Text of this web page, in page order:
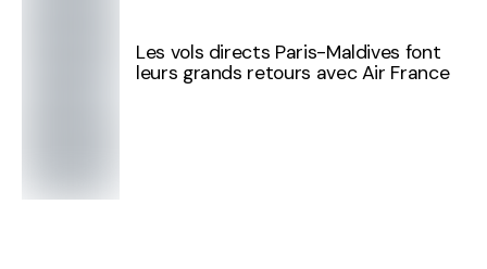
Les vols directs Paris-Maldives font
leurs grands retours avec Air France